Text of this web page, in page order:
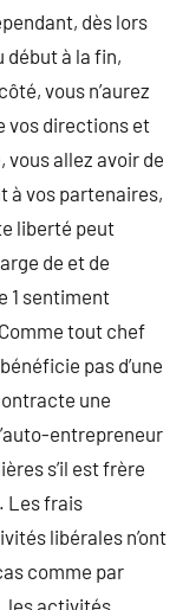
dès lors
début à la fin,
vous n’aurez
vos directions et
vous allez avoir de
à vos partenaires,
liberté peut
de et de
1 sentiment
tout chef
pas d’une
une
entrepreneur
s’il est frère
Les frais
libérales n’ont
comme par
les activités